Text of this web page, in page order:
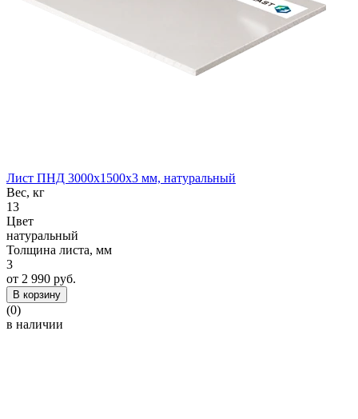
Лист ПНД 3000x1500x3 мм, натуральный
Вес, кг
13
Цвет
натуральный
Толщина листа, мм
3
от 2 990 руб.
В корзину
(0)
в наличии